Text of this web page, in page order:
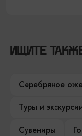
ИЩИТЕ
Серебряное
Туры и экскурсии
Сувениры